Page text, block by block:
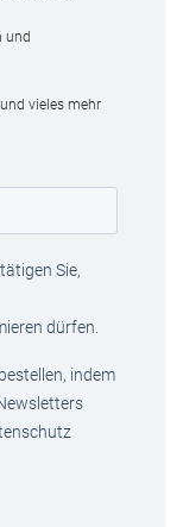
und
vieles mehr
Sie,
dürfen.
indem